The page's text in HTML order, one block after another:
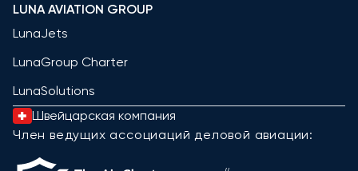
LUNA AVIATION GROUP
LunaJets
LunaGroup Charter
LunaSolutions
Швейцарская компания
Член ведущих ассоциаций деловой авиации: